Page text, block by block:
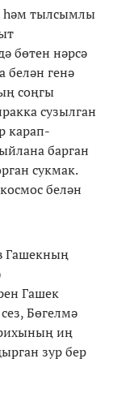
һәм тылсымлы
бөтен нәрсә
белән генә
соңгы
сузылган
карап-
барган
сукмак.
белән
Гашекның
Гашек
Бөгелмә
иң
зур бер